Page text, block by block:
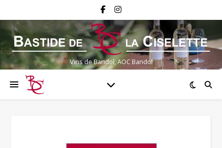
Vins de Bandol, AOC Bandol